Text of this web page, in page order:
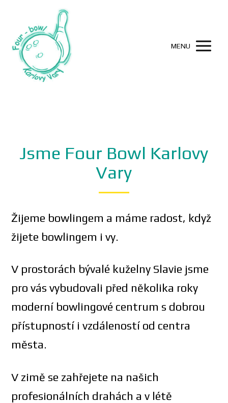
MENU
Jsme Four Bowl Karlovy
Vary
Žijeme bowlingem a máme radost, když
žijete bowlingem i vy.
V prostorách bývalé kuželny Slavie jsme
pro vás vybudovali před několika roky
moderní bowlingové centrum s dobrou
přístupností i vzdáleností od centra
města.
V zimě se zahřejete na našich
profesionálních drahách a v létě